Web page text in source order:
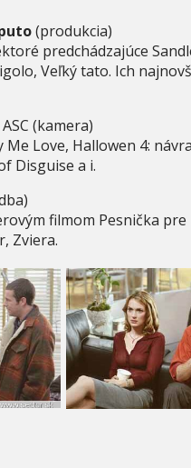
(produkcia)
predchádzajúce
Veľký tato. Ich
ASC (kamera)
Me Love, Hallowen 4:
Disguise a i.
filmom Pesnička
Zviera.